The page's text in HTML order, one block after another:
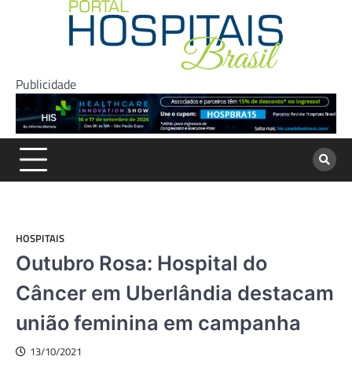
Publicidade
HOSPITAIS
Outubro Rosa: Hospital do
Câncer em Uberlândia destacam
união feminina em campanha
13/10/2021